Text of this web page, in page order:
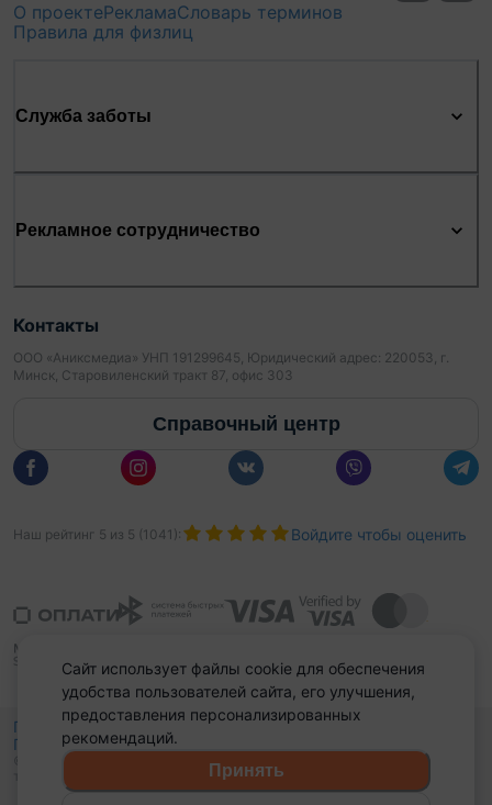
О проектеРекламаСловарь терминов
Правила для физлиц
Служба заботы
Рекламное сотрудничество
Контакты
ООО «Аниксмедиа» УНП 191299645, Юридический адрес: 220053, г.
Минск, Старовиленский тракт 87, офис 303
Справочный центр
Наш рейтинг 5 из 5 1041 ): Войдите чтобы оценить
Политика конфиденциальности,
Политика обработки файлов куки
© 2015 - 2026, Domovita.by. Копирование материалов допускается
только при наличии активной ссылки.
Сайт использует файлы cookie для обеспечения
удобства пользователей сайта, его улучшения,
предоставления персонализированных
рекомендаций.
Принять